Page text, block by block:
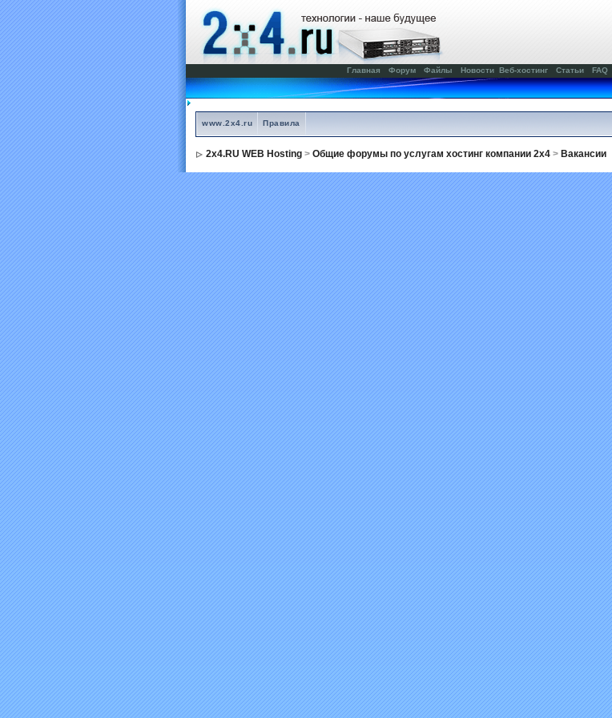
Главная Форум Файлы Новости Веб-хостинг Статьи FAQ
www.2x4.ru Правила
2x4.RU WEB Hosting > Общие форумы по услугам хостинг компании 2x4 > Вакансии